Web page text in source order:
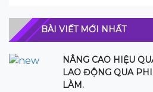
BÀI VIẾT MỚI NHẤT
NÂNG CAO HIỆU
LAO ĐỘNG QUA
LÀM.